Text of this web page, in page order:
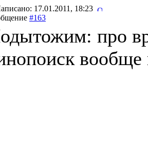
17.01.2011, 18:23
#163
про
вообще